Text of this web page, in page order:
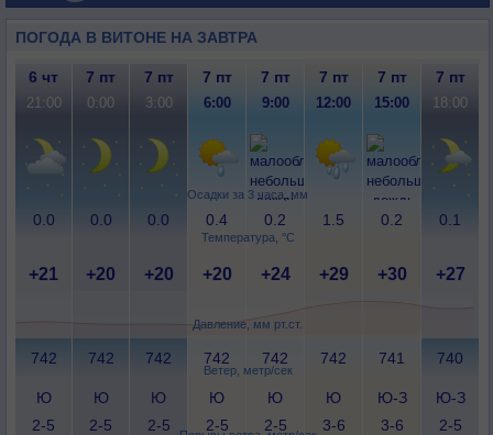
ПОГОДА В ВИТОНЕ НА ЗАВТРА
Осадки за 3 часа, мм
Температура, °C
Давление, мм рт.ст.
Ветер, метр/сек
6 чт 7 пт 7 пт 7 пт 7 пт 7 пт 7 пт 7 пт
21:00 0:00 3:00 6:00 9:00 12:00 15:00 18:00
0.0 0.0 0.0 0.4 0.2 1.5 0.2 0.1
+21 +20 +20 +20 +24 +29 +30 +27
742 742 742 742 742 742 741 740
Ю
2-5
Ю
2-5
Ю
2-5
Ю
2-5
Ю
2-5
Ю
3-6
Ю-З
3-6
Ю-З
2-5